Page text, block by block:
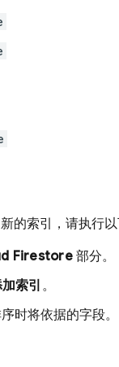
的索引，请执行以
Firestore部分。
索引 。
时将依据的字段。